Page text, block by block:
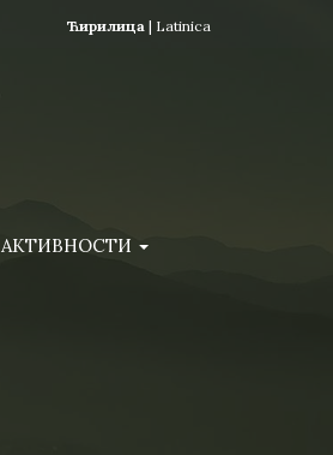
Ћирилица | Latinica
АКТИВНОСТИ